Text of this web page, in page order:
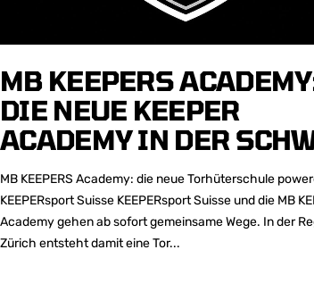
MB KEEPERS
DIE NEUE KEEPER
ACADEMY IN DER
MB KEEPERS Academy: die neue Torhüterschule
KEEPERsport Suisse KEEPERsport Suisse und die MB
Academy gehen ab sofort gemeinsame Wege. In der
Zürich entsteht damit eine Tor...